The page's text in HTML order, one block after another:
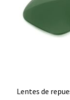
Lentes de